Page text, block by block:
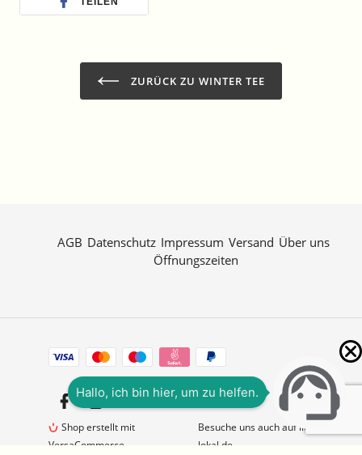
ZURÜCK ZU WINTER TEE
AGB Datenschutz Impressum Versand Über uns
Öffnungszeiten
Zahlungsarten
FacebookInstagram
Shop erstellt mit
VersaCommerce.
Besuche uns auch auf lieber-
lokal.de